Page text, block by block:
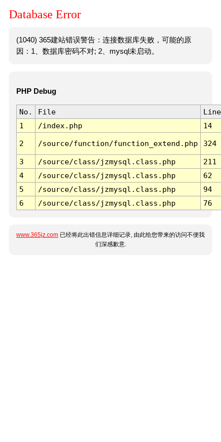
Database Error
(1040) 365建站错误警告：连接数据库失败，可能的原
因：1、数据库密码不对; 2、mysql未启动。
PHP Debug
No. File
Line
1
/index.php 14
2 /source/function/function_extend.php 324
3 /source/class/jzmysql.class.php
211
4
/source/class/jzmysql.class.php
62
5
/source/class/jzmysql.class.php
94
6
/source/class/jzmysql.class.php 76
www.365jz.com 已经将此出错信息详细记录, 由此给您带来的访问不便我
们深感歉意.